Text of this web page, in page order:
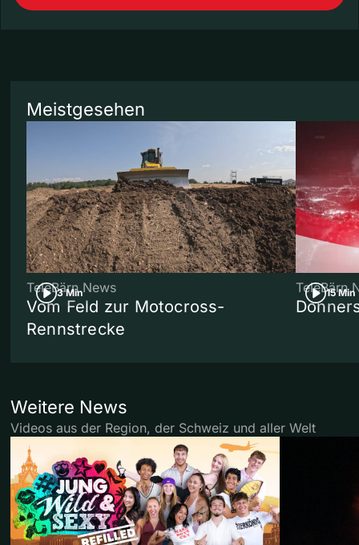
Meistgesehen
3 Min
TeleBärn News
Vom Feld zur Motocross-
Rennstrecke
15 Min
TeleBärn
Weitere News
Videos aus der Region, der Schweiz und aller Welt